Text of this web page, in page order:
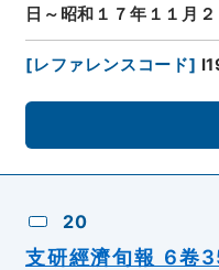
日～昭和１７年１１月２
[レファレンスコード]
20
支研經濟旬報 6卷